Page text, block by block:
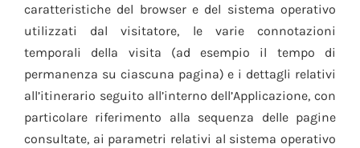
caratteristiche del browser e del sistema operativo
utilizzati dal visitatore, le varie connotazioni
temporali della visita (ad esempio il tempo di
permanenza su ciascuna pagina) e i dettagli relativi
all’itinerario seguito all’interno dell’Applicazione, con
particolare riferimento alla sequenza delle pagine
consultate, ai parametri relativi al sistema operativo